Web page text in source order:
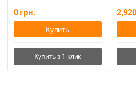
0 грн.
Купить
2,920